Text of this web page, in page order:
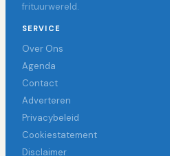
frituurwereld.
SERVICE
Over Ons
Agenda
Contact
Adverteren
Privacybeleid
Cookiestatement
Disclaimer